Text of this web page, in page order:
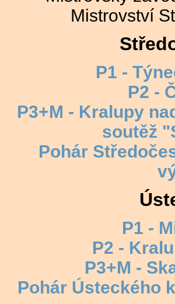
Mistrovství
P1 -
P2 -
P3+M - Kralupy
soutěž
Pohár
P1 -
P2 -
P3+M -
Pohár Ústeckého